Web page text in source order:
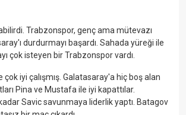
Trabzonspor, genç ama mütevazı
durdurmayı başardı. Sahada yüreği ile
çok isteyen bir Trabzonspor vardı.
çok iyi çalışmış. Galatasaray'a hiç boş alan
Pina ve Mustafa ile iyi kapattılar.
Savic savunmaya liderlik yaptı. Batagov